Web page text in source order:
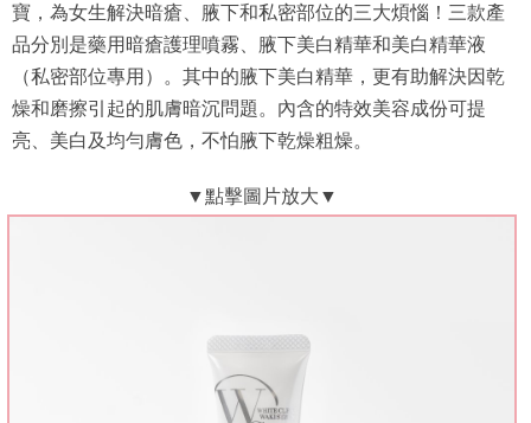
寶，為女生解決暗瘡、腋下和私密部位的三大煩惱！三款產
品分別是藥用暗瘡護理噴霧、腋下美白精華和美白精華液
（私密部位專用）。其中的腋下美白精華，更有助解決因乾
燥和磨擦引起的肌膚暗沉問題。內含的特效美容成份可提
亮、美白及均勻膚色，不怕腋下乾燥粗燥。